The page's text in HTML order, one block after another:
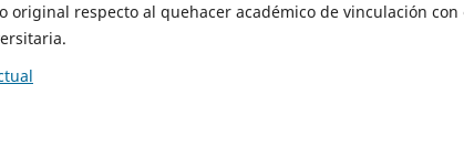
original respecto al quehacer académico de vinculación con